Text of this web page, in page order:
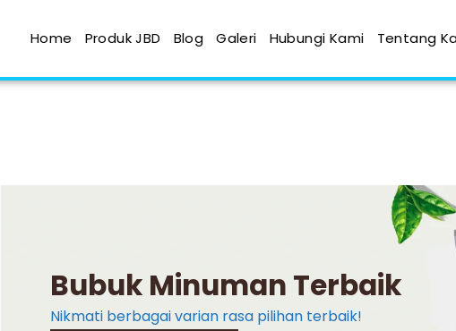
Home Produk JBD Blog Galeri Hubungi Kami Tentang
Bubuk Minuman Terbaik
Nikmati berbagai varian rasa pilihan terbaik!